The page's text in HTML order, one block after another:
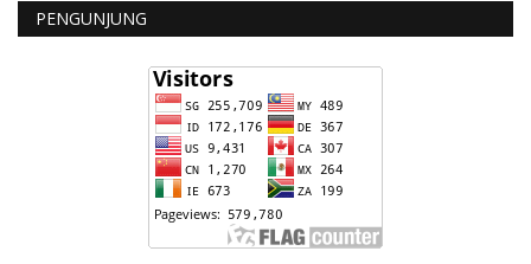
PENGUNJUNG